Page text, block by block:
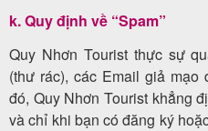
k. Quy định về “Spam”
Quy Nhơn Tourist thực sự
(thư rác), các Email giả
đó, Quy Nhơn Tourist khẳng
và chỉ khi bạn có đăng ký